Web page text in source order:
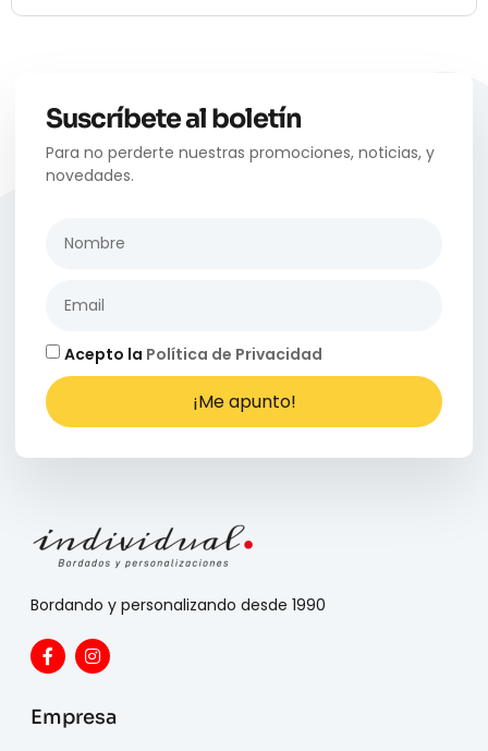
Suscríbete al boletín
Para no perderte nuestras promociones, noticias, y
novedades.
Acepto la Política de Privacidad
¡Me apunto!
Bordando y personalizando desde 1990
Empresa